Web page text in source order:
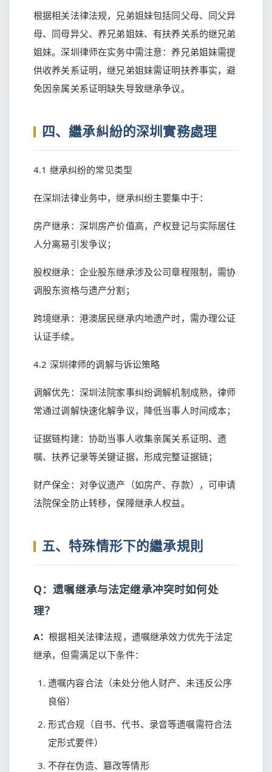
根据相关法律法规，兄弟姐妹包括同父母、同父异
母、同母异父、养兄弟姐妹、有扶养关系的继兄弟
姐妹。深圳律师在实务中需注意：养兄弟姐妹需提
供收养关系证明，继兄弟姐妹需证明扶养事实，避
免因亲属关系证明缺失导致继承争议。
四、繼承糾紛的深圳實務處理
4.1 继承纠纷的常见类型
在深圳法律业务中，继承纠纷主要集中于：
房产继承：深圳房产价值高，产权登记与实际居住
人分离易引发争议；
股权继承：企业股东继承涉及公司章程限制，需协
调股东资格与遗产分割；
跨境继承：港澳居民继承内地遗产时，需办理公证
认证手续。
4.2 深圳律师的调解与诉讼策略
调解优先：深圳法院家事纠纷调解机制成熟，律师
常通过调解快速化解争议，降低当事人时间成本；
证据链构建：协助当事人收集亲属关系证明、遗
嘱、扶养记录等关键证据，形成完整证据链；
财产保全：对争议遗产（如房产、存款），可申请
法院保全防止转移，保障继承人权益。
五、特殊情形下的繼承規則
Q：遗嘱继承与法定继承冲突时如何处
理？
A：根据相关法律法规，遗嘱继承效力优先于法定
继承，但需满足以下条件：
遗嘱内容合法（未处分他人财产、未违反公序
良俗）
形式合规（自书、代书、录音等遗嘱需符合法
定形式要件）
不存在伪造、篡改等情形